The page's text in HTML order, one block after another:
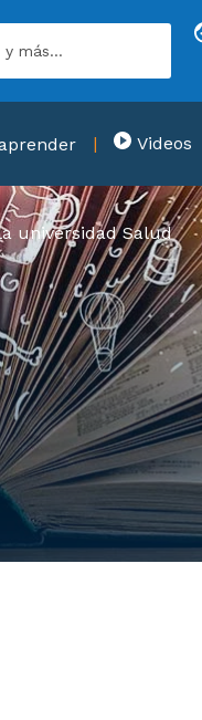
Videos
universidad Salud